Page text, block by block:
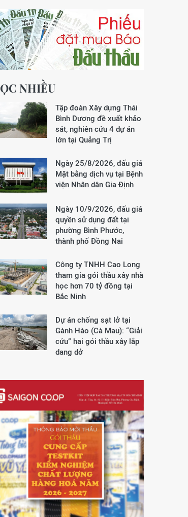
ĐỌC NHIỀU
Tập đoàn Xây dựng Thái
Bình Dương đề xuất khảo
sát, nghiên cứu 4 dự án
lớn tại Quảng Trị
Ngày 25/8/2026, đấu giá
Mặt bằng dịch vụ tại Bệnh
viện Nhân dân Gia Định
Ngày 10/9/2026, đấu giá
quyền sử dụng đất tại
phường Bình Phước,
thành phố Đồng Nai
Công ty TNHH Cao Long
tham gia gói thầu xây nhà
học hơn 70 tỷ đồng tại
Bắc Ninh
Dự án chống sạt lở tại
Gành Hào (Cà Mau): “Giải
cứu” hai gói thầu xây lắp
dang dở